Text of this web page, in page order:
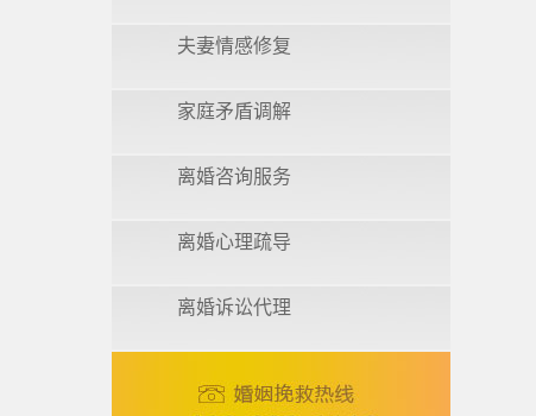
夫妻情感修复
家庭矛盾调解
离婚咨询服务
离婚心理疏导
离婚诉讼代理